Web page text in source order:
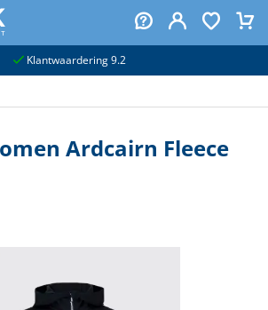
Klantwaardering 9.2
Ardcairn Fleece